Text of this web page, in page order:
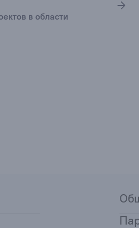
в области